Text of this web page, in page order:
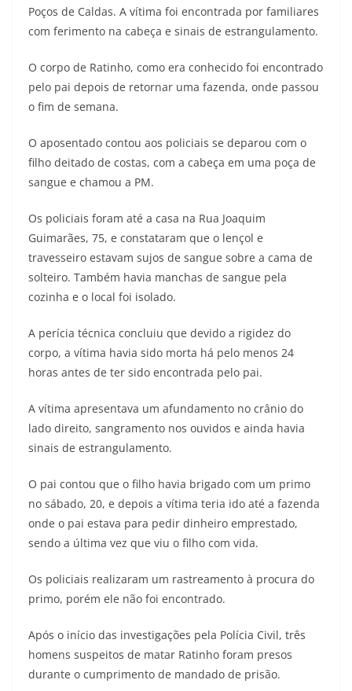
Poços de Caldas. A vítima foi encontrada por familiares
com ferimento na cabeça e sinais de estrangulamento.
O corpo de Ratinho, como era conhecido foi encontrado
pelo pai depois de retornar uma fazenda, onde passou
o fim de semana.
O aposentado contou aos policiais se deparou com o
filho deitado de costas, com a cabeça em uma poça de
sangue e chamou a PM.
Os policiais foram até a casa na Rua Joaquim
Guimarães, 75, e constataram que o lençol e
travesseiro estavam sujos de sangue sobre a cama de
solteiro. Também havia manchas de sangue pela
cozinha e o local foi isolado.
A perícia técnica concluiu que devido a rigidez do
corpo, a vítima havia sido morta há pelo menos 24
horas antes de ter sido encontrada pelo pai.
A vítima apresentava um afundamento no crânio do
lado direito, sangramento nos ouvidos e ainda havia
sinais de estrangulamento.
O pai contou que o filho havia brigado com um primo
no sábado, 20, e depois a vítima teria ido até a fazenda
onde o pai estava para pedir dinheiro emprestado,
sendo a última vez que viu o filho com vida.
Os policiais realizaram um rastreamento à procura do
primo, porém ele não foi encontrado.
Após o início das investigações pela Polícia Civil, três
homens suspeitos de matar Ratinho foram presos
durante o cumprimento de mandado de prisão.